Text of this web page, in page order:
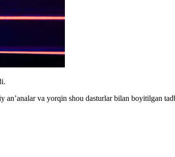
va yorqin shou dasturlar bilan boyitilgan